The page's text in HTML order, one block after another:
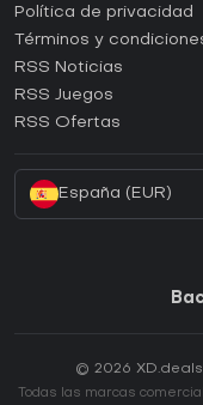
¿Cómo activar una
¿Cómo activar una
¿Cómo activar una
Política de privacidad
Términos y
RSS Noticias
RSS Juegos
RSS Ofertas
España (EUR)
© 2026
Todas las marcas